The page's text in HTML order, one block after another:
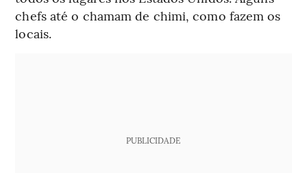
chefs até o chamam de chimi, como fazem os
locais.
PUBLICIDADE